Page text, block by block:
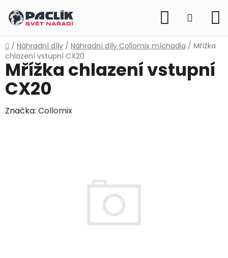
na
obsah
Hledat
KOŠÍK
Domů
/ Náhradní díly / Náhradní díly Collomix míchadla / Mřížka
chlazení vstupní CX20
Mřížka chlazení vstupní
CX20
Značka: Collomix